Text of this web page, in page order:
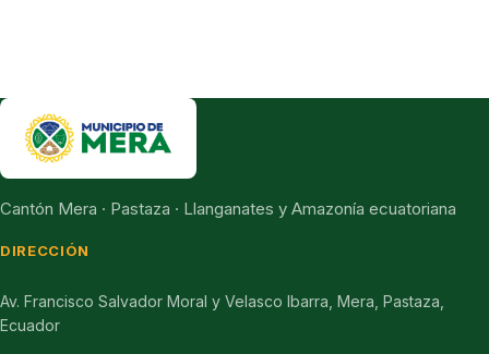
Cantón Mera · Pastaza · Llanganates y Amazonía ecuatoriana
DIRECCIÓN
Av. Francisco Salvador Moral y Velasco Ibarra, Mera, Pastaza,
Ecuador